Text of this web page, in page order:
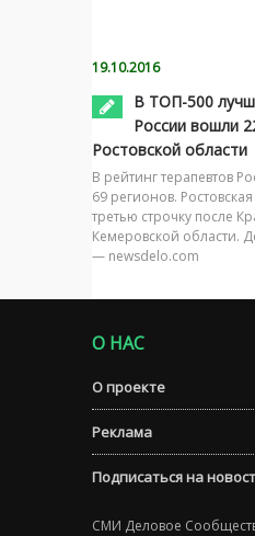
19.10.2016
В ТОП-500
России вошли
Ростовской области
В рейтинг терапевтов
69 регионов.
третью строчку после
Кемеровской области.
— newsdelo.com
О НАС
О проекте
Реклама
Подписаться на
СМИ Деловое